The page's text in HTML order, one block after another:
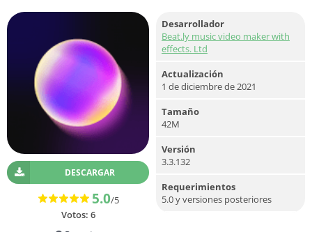
DESCARGAR
5.0/5
Votos: 6
Desarrollador
Beat.ly music video maker with
effects. Ltd
Actualización
1 de diciembre de 2021
Tamaño
42M
Versión
3.3.132
Requerimientos
5.0 y versiones posteriores